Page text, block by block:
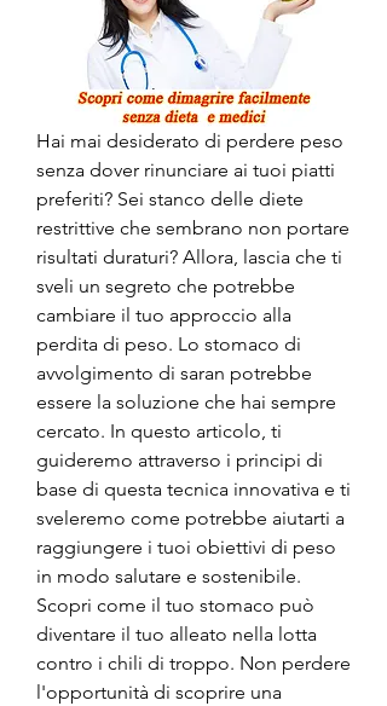
Hai mai desiderato di perdere peso
senza dover rinunciare ai tuoi piatti
preferiti? Sei stanco delle diete
restrittive che sembrano non portare
risultati duraturi? Allora, lascia che ti
sveli un segreto che potrebbe
cambiare il tuo approccio alla
perdita di peso. Lo stomaco di
avvolgimento di saran potrebbe
essere la soluzione che hai sempre
cercato. In questo articolo, ti
guideremo attraverso i principi di
base di questa tecnica innovativa e ti
sveleremo come potrebbe aiutarti a
raggiungere i tuoi obiettivi di peso
in modo salutare e sostenibile.
Scopri come il tuo stomaco può
diventare il tuo alleato nella lotta
contro i chili di troppo. Non perdere
l'opportunità di scoprire una